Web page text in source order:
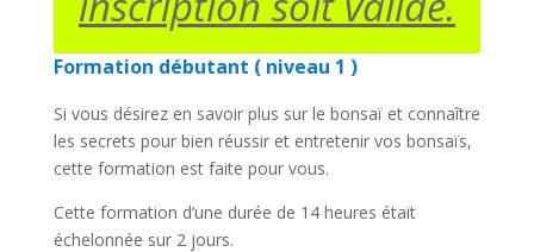
Formation débutant ( niveau 1 )
Si vous désirez en savoir plus sur le bonsaï et connaître
les secrets pour bien réussir et entretenir vos bonsaïs,
cette formation est faite pour vous.
Cette formation d’une durée de 14 heures était
échelonnée sur 2 jours.